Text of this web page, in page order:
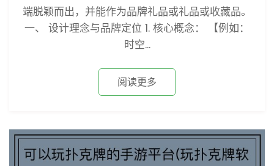
端脱颖而出，并能作为品牌礼品或礼品或收藏品。
一、 设计理念与品牌定位 1. 核心概念： 【例如：
时空...
阅读更多